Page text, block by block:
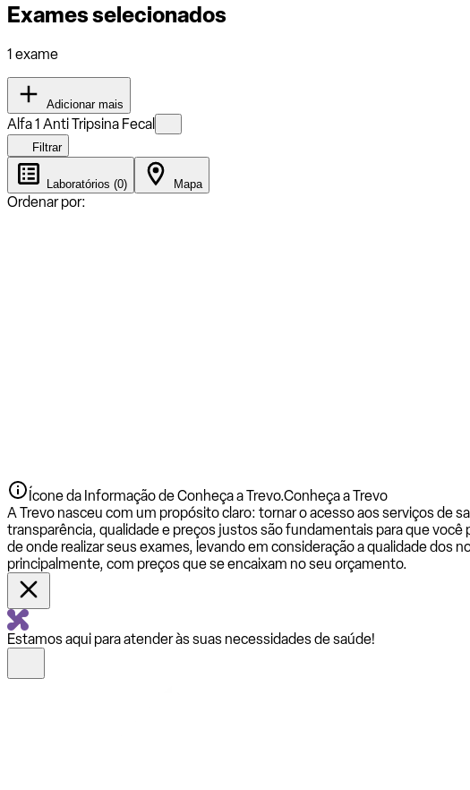
Exames selecionados
1 exame
Adicionar mais
Alfa 1 Anti Tripsina Fecal
Filtrar
Laboratórios (0) Mapa
Ordenar por:
Ícone da Informação de Conheça a Trevo.Conheça a Trevo
A Trevo nasceu com um propósito claro: tornar o acesso aos serviços de
transparência, qualidade e preços justos são fundamentais para que
de onde realizar seus exames, levando em consideração a qualidade dos
principalmente, com preços que se encaixam no seu orçamento.
Estamos aqui para atender às suas necessidades de saúde!